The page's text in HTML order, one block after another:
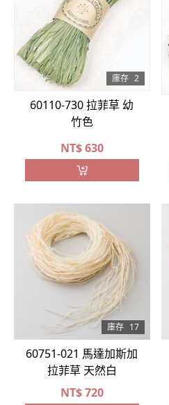
庫存 2
60110-730 拉菲草 幼
竹色
NT$630
庫存 17
60751-021 馬達加斯加
拉菲草 天然白
NT$720